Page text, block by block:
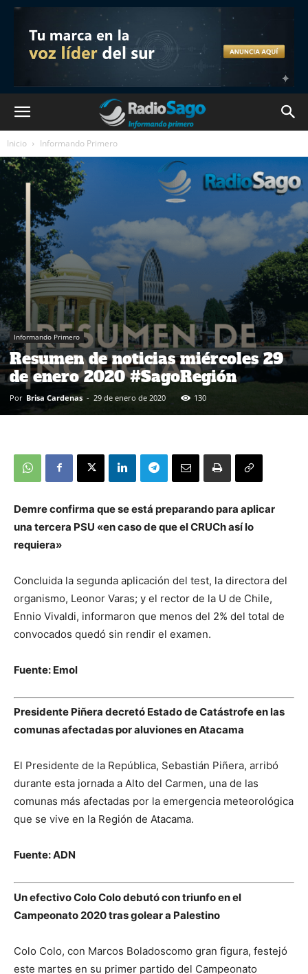
Inicio Informando Primero
Informando Primero
Resumen de noticias miércoles 29
de enero 2020 #SagoRegión
Por Brisa Cardenas - 29 de enero de 2020 130
Demre confirma que se está preparando para aplicar
una tercera PSU «en caso de que el CRUCh así lo
requiera»
Concluida la segunda aplicación del test, la directora del
organismo, Leonor Varas; y el rector de la U de Chile,
Ennio Vivaldi, informaron que menos del 2% del total de
convocados quedó sin rendir el examen.
Fuente: Emol
Presidente Piñera decretó Estado de Catástrofe en las
comunas afectadas por aluviones en Atacama
El Presidente de la República, Sebastián Piñera, arribó
durante esta jornada a Alto del Carmen, una de las
comunas más afectadas por la emergencia meteorológica
que se vive en la Región de Atacama.
Fuente: ADN
Un efectivo Colo Colo debutó con triunfo en el
Campeonato 2020 tras golear a Palestino
Colo Colo, con Marcos Boladoscomo gran figura, festejó
este martes en su primer partido del Campeonato